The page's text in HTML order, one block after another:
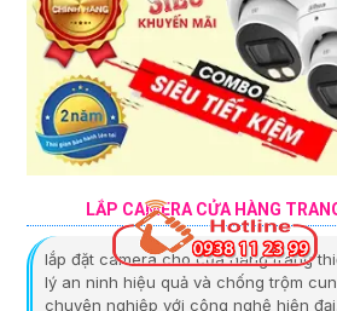
LẮP CAMERA CỬA HÀNG
lắp đặt camera cho cửa hàng trang
lý an ninh hiệu quả và chống trộm
chuyên nghiệp với công nghệ hiện